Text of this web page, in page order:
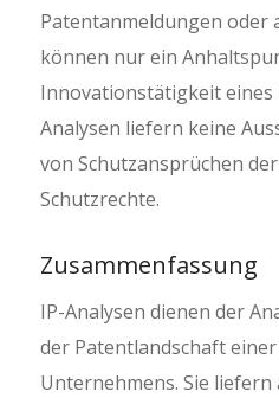
Patentanmeldungen oder
können nur ein
Innovationstätigkeit eines
Analysen liefern keine
von Schutzansprüchen
Schutzrechte.
Zusammenfassung
IP-Analysen dienen der
der Patentlandschaft
Unternehmens. Sie liefern